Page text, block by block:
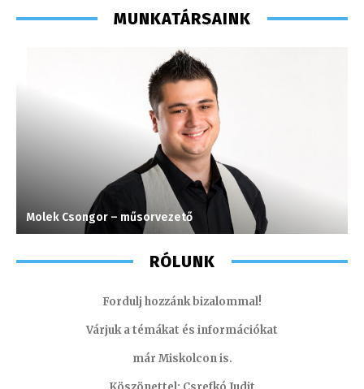
MUNKATÁRSAINK
Molek Csongor – műsorvezető
RÓLUNK
Fordulj hozzánk bizalommal!
Várjuk a témákat és információkat
már Miskolcon is.